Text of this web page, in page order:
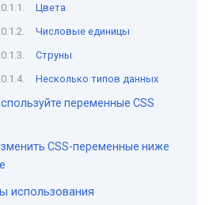
Цвета
Числовые единицы
Струны
Несколько типов данных
переменные CSS
CSS-переменные ниже
использования